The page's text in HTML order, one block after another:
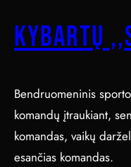
Kybartų
Bendruomeninis
komandų įtraukiant,
komandas, vaikų
esančias komandas.